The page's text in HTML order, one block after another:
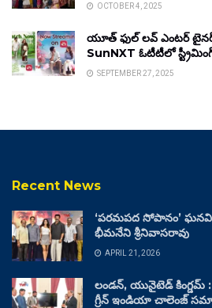
OCTOBER 4, 2025
యూత్ ఫుల్ లవ్ ఎంటర్
SunNXT ఓటీటీలో
SEPTEMBER 27, 2025
Recent News
‘పరమపద సోపానం’
భీమనేని శ్రీనివాసరావు
APRIL 21, 2026
లండన్, యునైటెడ్
గ్రీన్ ఇండియా చాలెంజ్